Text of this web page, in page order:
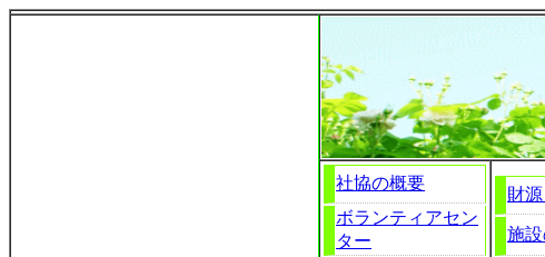
社協の概要
ボランティアセン
ター
財
施